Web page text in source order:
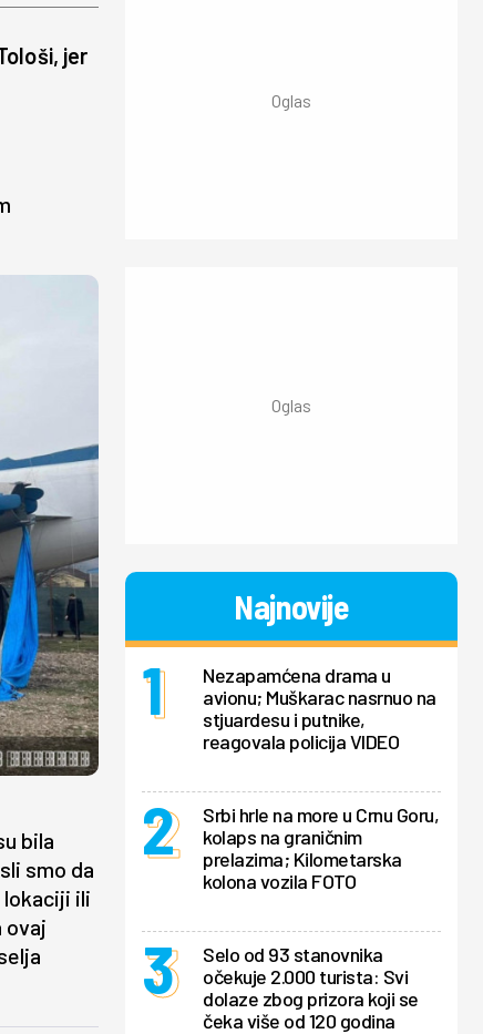
jer
bila
smo da
ili
ovaj
Najnovije
Nezapamćena drama u
avionu; Muškarac nasrnuo na
stjuardesu i putnike,
reagovala policija VIDEO
Srbi hrle na more u Crnu Goru,
kolaps na graničnim
prelazima; Kilometarska
kolona vozila FOTO
Selo od 93 stanovnika
očekuje 2.000 turista: Svi
dolaze zbog prizora koji se
čeka više od 120 godina